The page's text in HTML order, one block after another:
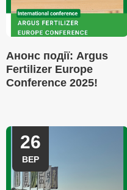
Анонс події: Argus
Fertilizer Europe
Conference 2025!
26
ВЕР